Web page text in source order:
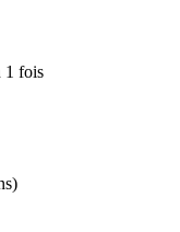
1 fois